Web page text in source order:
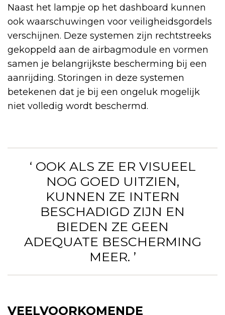
Naast het lampje op het dashboard kunnen
ook waarschuwingen voor veiligheidsgordels
verschijnen. Deze systemen zijn rechtstreeks
gekoppeld aan de airbagmodule en vormen
samen je belangrijkste bescherming bij een
aanrijding. Storingen in deze systemen
betekenen dat je bij een ongeluk mogelijk
niet volledig wordt beschermd.
‘ OOK ALS ZE ER VISUEEL
NOG GOED UITZIEN,
KUNNEN ZE INTERN
BESCHADIGD ZIJN EN
BIEDEN ZE GEEN
ADEQUATE BESCHERMING
MEER. ’
VEELVOORKOMENDE